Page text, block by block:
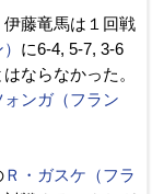
藤竜馬は１回戦
に6-4, 5-7, 3-6
ならなかった。
ォンガ（フラン
Ｒ・ガスケ（フラ